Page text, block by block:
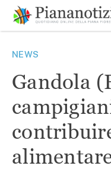
contenuto
NEWS
Gandola